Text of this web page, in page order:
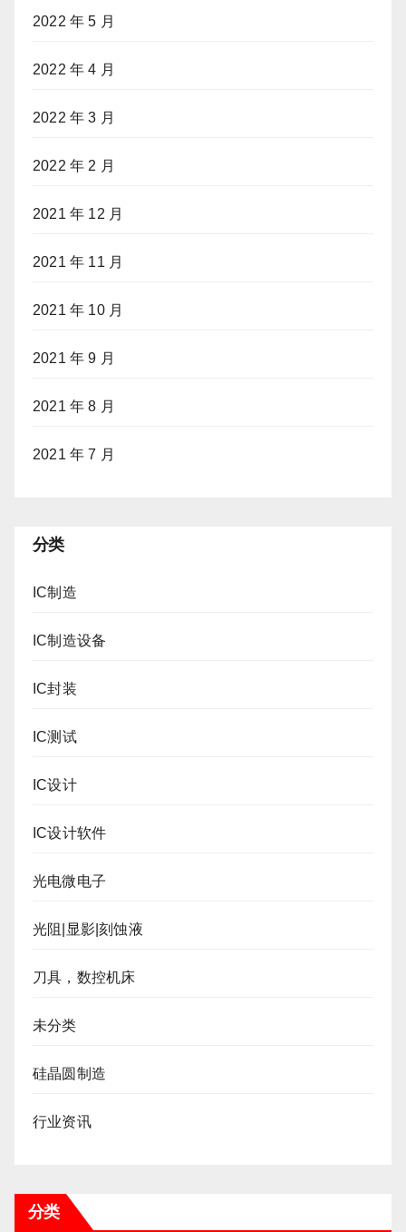
2022 年 5 月
2022 年 4 月
2022 年 3 月
2022 年 2 月
2021 年 12 月
2021 年 11 月
2021 年 10 月
2021 年 9 月
2021 年 8 月
2021 年 7 月
分类
IC制造
IC制造设备
IC封装
IC测试
IC设计
IC设计软件
光电微电子
光阻|显影|刻蚀液
刀具，数控机床
未分类
硅晶圆制造
行业资讯
分类